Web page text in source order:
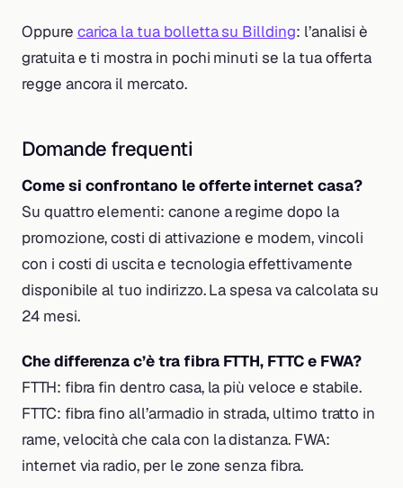
Oppure carica la tua bolletta su Billding: l’analisi è
gratuita e ti mostra in pochi minuti se la tua offerta
regge ancora il mercato.
Domande frequenti
Come si confrontano le offerte internet casa?
Su quattro elementi: canone a regime dopo la
promozione, costi di attivazione e modem, vincoli
con i costi di uscita e tecnologia effettivamente
disponibile al tuo indirizzo. La spesa va calcolata su
24 mesi.
Che differenza c’è tra fibra FTTH, FTTC e FWA?
FTTH: fibra fin dentro casa, la più veloce e stabile.
FTTC: fibra fino all’armadio in strada, ultimo tratto in
rame, velocità che cala con la distanza. FWA:
internet via radio, per le zone senza fibra.